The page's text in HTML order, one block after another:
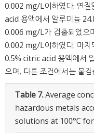
0.002 mg/L이하였다. 연
acid 용액에서 알루미늄
0.006 mg/L가 검출되었으
0.002 mg/L이하였다. 마지
0.5% citric acid 용액에서
으며, 다른 조건에서는 불
Table 7.Average
hazardous metals
solutions at 100°C